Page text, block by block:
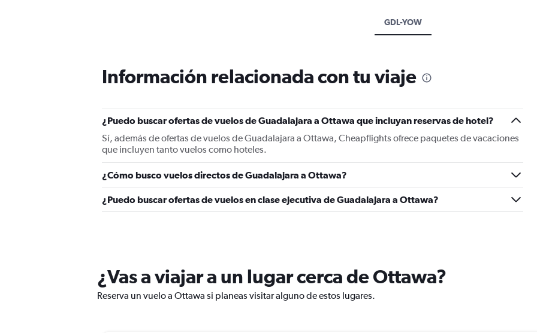
GDL-YOW
Información relacionada con tu viaje
¿Puedo buscar ofertas de vuelos de Guadalajara a Ottawa que incluyan reservas de hotel?
Sí, además de ofertas de vuelos de Guadalajara a Ottawa, Cheapflights ofrece paquetes de vacaciones
que incluyen tanto vuelos como hoteles.
¿Cómo busco vuelos directos de Guadalajara a Ottawa?
¿Puedo buscar ofertas de vuelos en clase ejecutiva de Guadalajara a Ottawa?
¿Vas a viajar a un lugar cerca de Ottawa?
Reserva un vuelo a Ottawa si planeas visitar alguno de estos lugares.